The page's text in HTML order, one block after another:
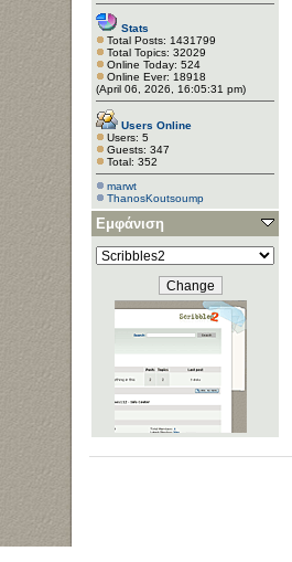
Stats
Total Posts: 1431799
Total Topics: 32029
Online Today: 524
Online Ever: 18918
(April 06, 2026, 16:05:31 pm)
Users Online
Users: 5
Guests: 347
Total: 352
marwt
ThanosKoutsoump
Εμφάνιση